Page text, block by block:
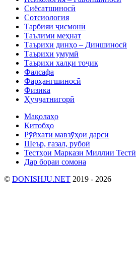
Сиёсатшиносӣ
Сотсиология
Тарбияи ҷисмонӣ
Таълими меҳнат
Таърихи динҳо – Диншиносӣ
Таърихи умумӣ
Таърихи халқи тоҷик
Фалсафа
Фарҳангшиносӣ
Физика
Ҳуҷҷатнигорӣ
Мақолаҳо
Китобҳо
Рӯйхати мавзӯҳои дарсӣ
Шеър, ғазал, рубоӣ
Тестҳои Маркази Миллии Тестӣ
Дар бораи сомона
© DONISHJU.NET 2019 - 2026